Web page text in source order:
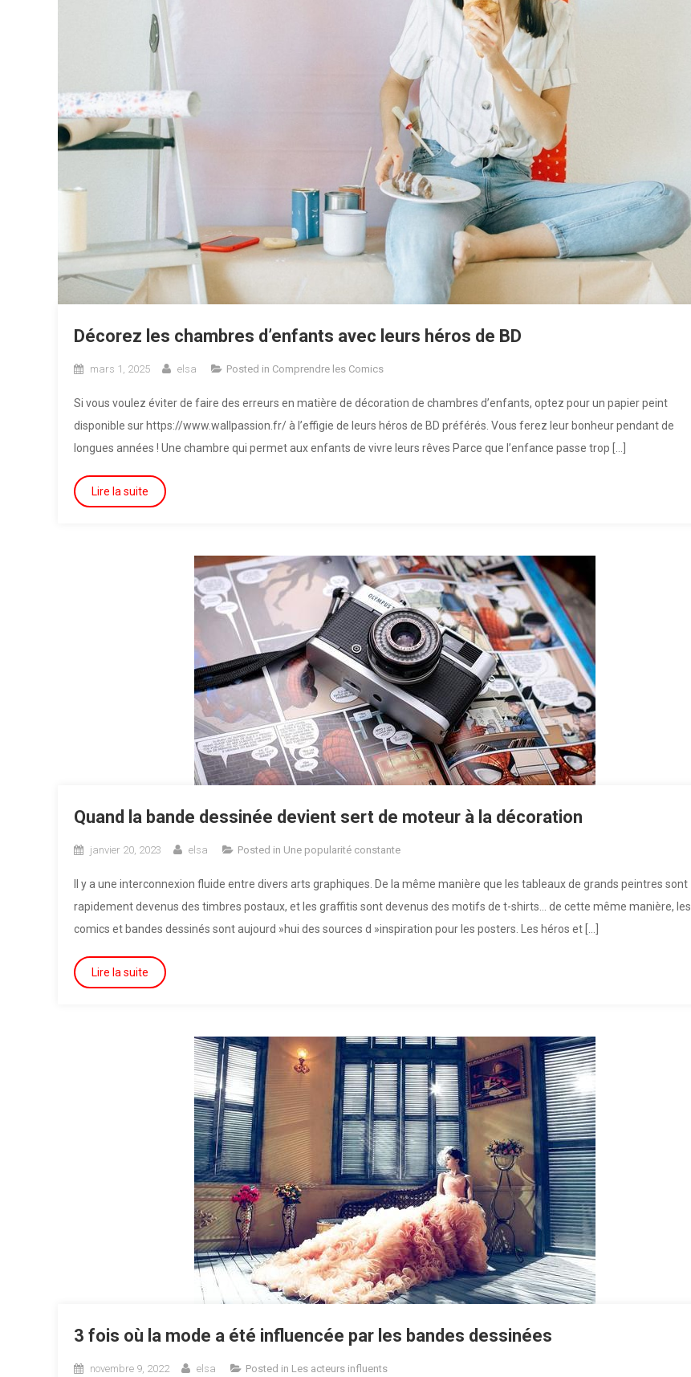
Décorez les chambres d’enfants avec leurs héros de BD
mars 1, 2025 elsa Posted in Comprendre les Comics
Si vous voulez éviter de faire des erreurs en matière de décoration de chambres d’enfants, optez pour un papier peint
disponible sur https://www.wallpassion.fr/ à l’effigie de leurs héros de BD préférés. Vous ferez leur bonheur pendant de
longues années ! Une chambre qui permet aux enfants de vivre leurs rêves Parce que l’enfance passe trop […]
Quand la bande dessinée devient sert de moteur à la décoration
janvier 20, 2023 elsa Posted in Une popularité constante
Il y a une interconnexion fluide entre divers arts graphiques. De la même manière que les tableaux de grands peintres sont
rapidement devenus des timbres postaux, et les graffitis sont devenus des motifs de t-shirts… de cette même manière, les
comics et bandes dessinés sont aujourd »hui des sources d »inspiration pour les posters. Les héros et […]
3 fois où la mode a été influencée par les bandes dessinées
novembre 9, 2022 elsa Posted in Les acteurs influents